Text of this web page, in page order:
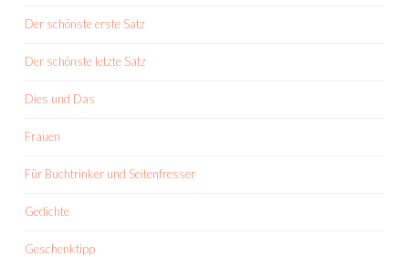
Der schönste erste Satz
Der schönste letzte Satz
Dies und Das
Frauen
Für Buchtrinker und Seitenfresser
Gedichte
Geschenktipp